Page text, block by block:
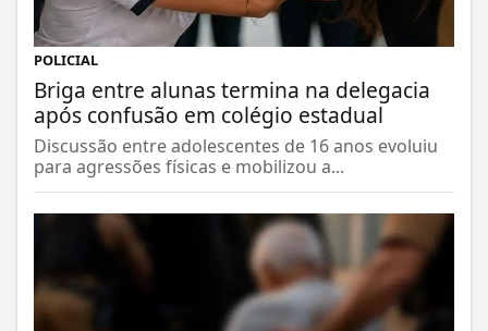
POLICIAL
Briga entre alunas termina na delegacia
após confusão em colégio estadual
Discussão entre adolescentes de 16 anos evoluiu
para agressões físicas e mobilizou a...